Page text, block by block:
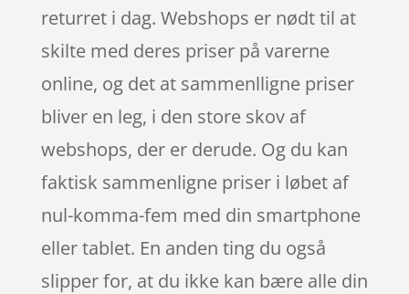
returret i dag. Webshops er nødt til at
skilte med deres priser på varerne
online, og det at sammenlligne priser
bliver en leg, i den store skov af
webshops, der er derude. Og du kan
faktisk sammenligne priser i løbet af
nul-komma-fem med din smartphone
eller tablet. En anden ting du også
slipper for, at du ikke kan bære alle din